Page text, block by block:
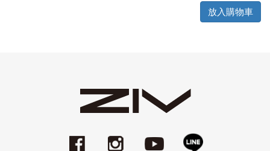
放入購物車